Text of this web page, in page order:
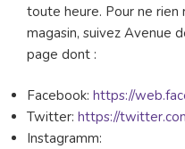
toute heure. Pour ne rien
magasin, suivez Avenue
page dont :
Facebook: https://
Twitter: https://
Instagramm: